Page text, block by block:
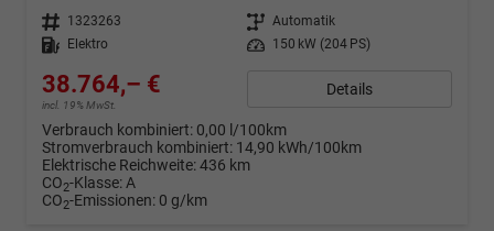
Fahrzeugnr. 1323263 Getriebe Automatik
Kraftstoff
Elektro Leistung 150 kW (204 PS)
38.764,– €
incl. 19% MwSt.
Details
Verbrauch kombiniert: 0,00 l/100km
Stromverbrauch kombiniert: 14,90 kWh/100km
Elektrische Reichweite:436 km
CO2-Klasse:A
CO2-Emissionen: 0 g/km